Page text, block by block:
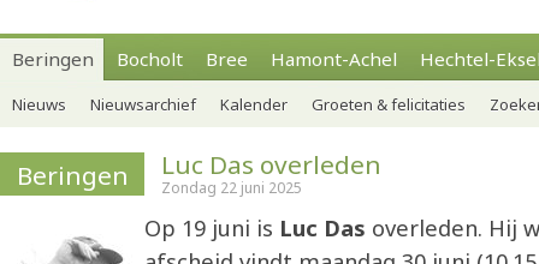
Beringen Bocholt Bree Hamont-Achel Hechtel-
Nieuws Nieuwsarchief Kalender Groeten & felicitaties
Beringen Luc Das overleden
Zondag 22 juni 2025
Op 19 juni is Luc Das overleden. Hij